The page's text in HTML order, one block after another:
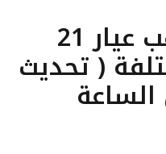
ما هو سعر الذهب عيار 21
( تحديث
مارس الساعة